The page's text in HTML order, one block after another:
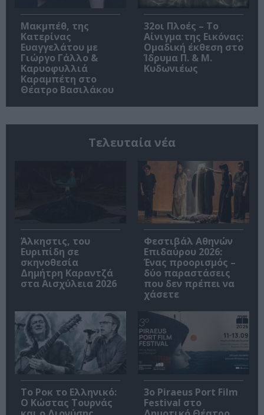
Μακμπέθ, της
Κατερίνας
Ευαγγελάτου με
Γιώργο Γάλλο &
Καρυοφυλλιά
Καραμπέτη στο
Θέατρο Βασιλάκου
32οι Πλοές – Το
Αίνιγμα της Εικόνας:
Ομαδική έκθεση στο
Ίδρυμα Π. & Μ.
Κυδωνιέως
Τελευταία νέα
Άλκηστις, του
Ευριπίδη σε
σκηνοθεσία
Δημήτρη Καραντζά
στα Αισχύλεια 2026
Φεστιβάλ Αθηνών
Επιδαύρου 2026:
Ένας προορισμός –
δύο παραστάσεις
που δεν πρέπει να
χάσετε
Το Ροκ το Ελληνικό:
Ο Κώστας Τουρνάς
3o Piraeus Port Film
Festival στο